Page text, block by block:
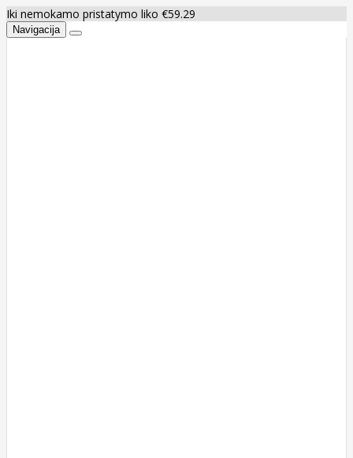
Iki nemokamo pristatymo liko €59.29
Navigacija